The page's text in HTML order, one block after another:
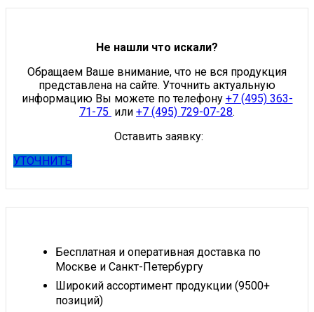
Не нашли что искали?
Обращаем Ваше внимание, что не вся продукция
представлена на сайте. Уточнить актуальную
информацию Вы можете по телефону +7 (495) 363-
71-75 или +7 (495) 729-07-28.
Оставить заявку:
УТОЧНИТЬ
Бесплатная и оперативная доставка по
Москве и Санкт-Петербургу
Широкий ассортимент продукции (9500+
позиций)